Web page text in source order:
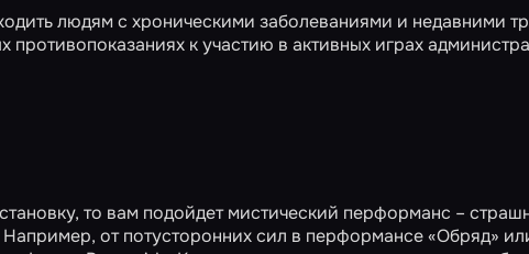
людям с хроническими заболеваниями и недавними
к участию в активных играх
то вам подойдет мистический перформанс –
от потусторонних сил в перформансе«Обряд»